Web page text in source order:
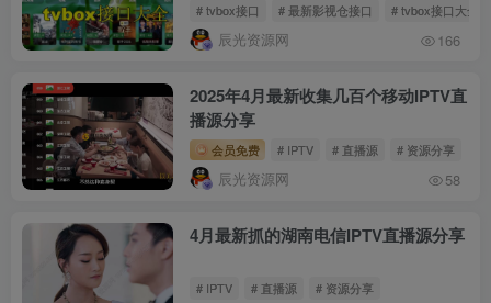
# tvbox接口 # 最新影视仓接口 # tvbox接口大全
辰光资源网 166
2025年4月最新收集几百个移动IPTV直
播源分享
会员免费 # IPTV # 直播源 # 资源分享
辰光资源网 58
4月最新抓的湖南电信IPTV直播源分享
# IPTV # 直播源 # 资源分享